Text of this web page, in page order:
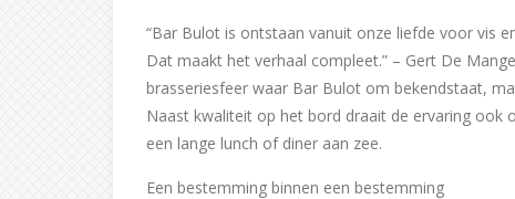
“Bar Bulot is ontstaan vanuit onze liefde voor vis
Dat maakt het verhaal compleet.” – Gert De
brasseriesfeer waar Bar Bulot om bekendstaat,
Naast kwaliteit op het bord draait de ervaring ook
een lange lunch of diner aan zee.
Een bestemming binnen een bestemming